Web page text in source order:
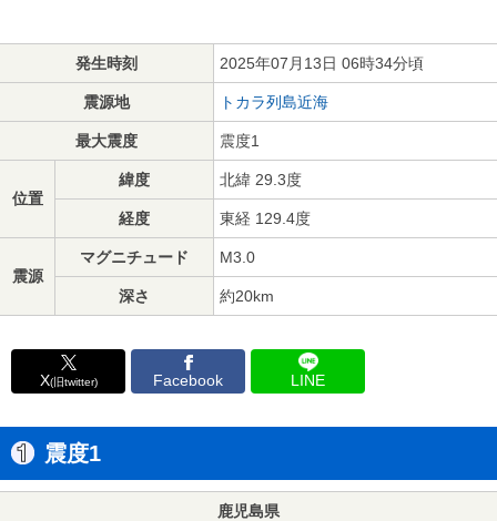
発生時刻 2025年07月13日 06時34分頃
震源地 トカラ列島近海
最大震度 震度1
位置
緯度 北緯 29.3度
経度 東経 129.4度
震源
マグニチュード M3.0
深さ 約20km
X(旧twitter) Facebook LINE
震度1
鹿児島県